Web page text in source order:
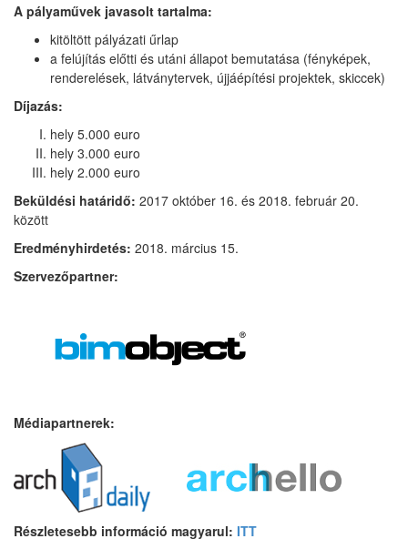
A pályaművek javasolt tartalma:
kitöltött pályázati űrlap
a felújítás előtti és utáni állapot bemutatása (fényképek,
renderelések, látványtervek, újjáépítési projektek, skiccek)
Díjazás:
hely 5.000 euro
hely 3.000 euro
hely 2.000 euro
Beküldési határidő: 2017 október 16. és 2018. február 20.
között
Eredményhirdetés: 2018. március 15.
Szervezőpartner:
Médiapartnerek:
Részletesebb információ magyarul: ITT